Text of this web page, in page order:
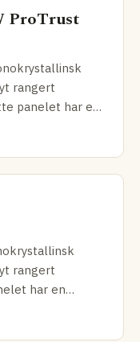
ProTrust
rangert
panelet har en
rangert
har en